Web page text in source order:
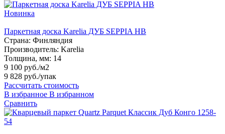
Новинка
Паркетная доска Karelia ДУБ SEPPIA HB
Страна: Финляндия
Производитель: Karelia
Толщина, мм: 14
9 100 руб./м2
9 828 руб./упак
Рассчитать стоимость
В избранное В избранном
Сравнить